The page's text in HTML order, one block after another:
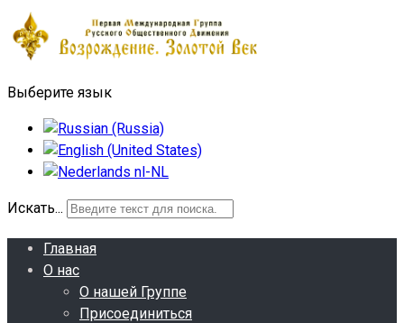
Выберите язык
Искать...
Главная
О нас
О нашей Группе
Присоединиться